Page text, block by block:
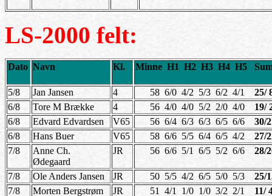
LS-2000felt:
Dato Navn Kl. Minne H1 H2 H3 H4 H5
5/8 Jan Jansen 4 58 6/0 4/2 5/3 6/2 4/1 25/
6/8
Tore M Brække 4 56 4/0 4/0 5/2 2/0 4/0 19/
6/8
Edvard Edvardsen V65 56 6/4 6/3 6/3 6/5 6/6 30/
6/8
Hans Buer V65 58 6/6 5/5 6/4 6/5 4/2 27/
7/8
Anne Ch.
Ødegaard
JR 56 6/6 5/1 6/5 5/2 6/6 28/
7/8 Ole Anders Jansen JR 50 5/5 4/2 6/5 5/0 5/3 25/
7/8
Morten Bergstrøm JR 51 4/1 1/0 1/0 3/2 2/1 11/